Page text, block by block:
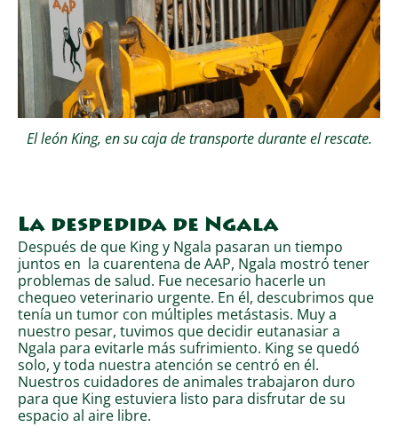
El león King, en su caja de transporte durante el rescate.
La despedida de Ngala
Después de que King y Ngala pasaran un tiempo
juntos en la cuarentena de AAP, Ngala mostró tener
problemas de salud. Fue necesario hacerle un
chequeo veterinario urgente. En él, descubrimos que
tenía un tumor con múltiples metástasis. Muy a
nuestro pesar, tuvimos que decidir eutanasiar a
Ngala para evitarle más sufrimiento. King se quedó
solo, y toda nuestra atención se centró en él.
Nuestros cuidadores de animales trabajaron duro
para que King estuviera listo para disfrutar de su
espacio al aire libre.